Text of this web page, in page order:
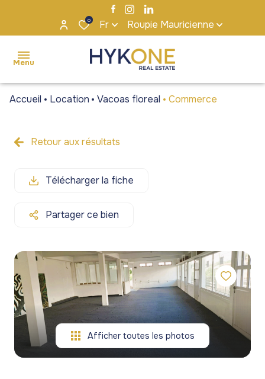
0 Fr Roupie Mauricienne
Menu
ventes
Maisons
Appartements
Bureaux et
commerces
Programmes
neufs
Viagers
Maisons
Appartements
Bureaux et
commerces
Programmes
neufs
agence
gestion
de
patrimoine
blog
contact
Accueil Location Vacoas floreal Commerce
Retour aux résultats
Télécharger la fiche
Partager ce bien
Afficher toutes les photos